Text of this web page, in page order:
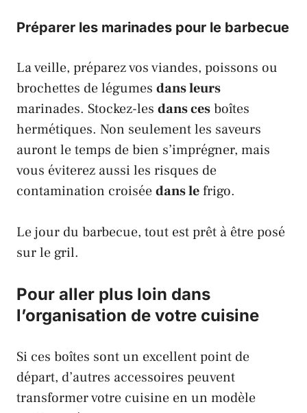
Préparer les marinades pour le barbecue
La veille, préparez vos viandes, poissons ou
brochettes de légumes dans leurs
marinades. Stockez-les dans cesboîtes
hermétiques. Non seulement les saveurs
auront le temps de bien s’imprégner, mais
vous éviterez aussi les risques de
contamination croiséedans lefrigo.
Le jour du barbecue, tout est prêt à être posé
sur le gril.
Pour aller plus loin dans
l’organisation de votre cuisine
Si ces boîtes sont un excellent point de
départ, d’autres accessoires peuvent
transformer votre cuisine en un modèle